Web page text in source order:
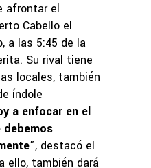
afrontar el
Cabello el
a las 5:45 de la
Su rival tiene
locales, también
índole
a enfocar en el
debemos
”, destacó el
ello, también dará